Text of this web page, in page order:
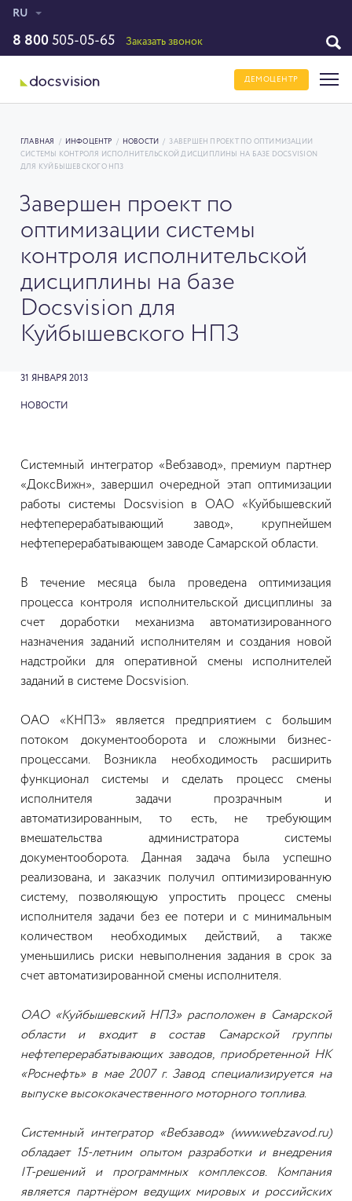
RU
8 800 505-05-65 Заказать звонок
ДЕМОЦЕНТР
ГЛАВНАЯ / ИНФОЦЕНТР / НОВОСТИ /
ЗАВЕРШЕН ПРОЕКТ ПО ОПТИМИЗАЦИИ
СИСТЕМЫ КОНТРОЛЯ ИСПОЛНИТЕЛЬСКОЙ ДИСЦИПЛИНЫ НА БАЗЕ DOCSVISION
ДЛЯ КУЙБЫШЕВСКОГО НПЗ
Завершен проект по
оптимизации системы
контроля исполнительской
дисциплины на базе
Docsvision для
Куйбышевского НПЗ
31 ЯНВАРЯ 2013
НОВОСТИ
Системный интегратор «Вебзавод», премиум партнер
«ДоксВижн», завершил очередной этап оптимизации
работы системы Docsvision в ОАО «Куйбышевский
нефтеперерабатывающий завод», крупнейшем
нефтеперерабатывающем заводе Самарской области.
В течение месяца была проведена оптимизация
процесса контроля исполнительской дисциплины за
счет доработки механизма автоматизированного
назначения заданий исполнителям и создания новой
надстройки для оперативной смены исполнителей
заданий в системе Docsvision.
ОАО «КНПЗ» является предприятием с большим
потоком документооборота и сложными бизнес-
процессами. Возникла необходимость расширить
функционал системы и сделать процесс смены
исполнителя задачи прозрачным и
автоматизированным, то есть, не требующим
вмешательства администратора системы
документооборота. Данная задача была успешно
реализована, и заказчик получил оптимизированную
систему, позволяющую упростить процесс смены
исполнителя задачи без ее потери и с минимальным
количеством необходимых действий, а также
уменьшились риски невыполнения задания в срок за
счет автоматизированной смены исполнителя.
ОАО «Куйбышевский НПЗ» расположен в Самарской
области и входит в состав Самарской группы
нефтеперерабатывающих заводов, приобретенной НК
«Роснефть» в мае 2007 г. Завод специализируется на
выпуске высококачественного моторного топлива.
Системный интегратор «Вебзавод» (www.webzavod.ru)
обладает 15-летним опытом разработки и внедрения
IT-решений и программных комплексов. Компания
является партнёром ведущих мировых и российских